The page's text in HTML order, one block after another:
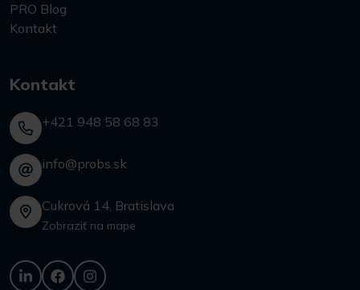
PRO Blog
Kontakt
Kontakt
+421 948 58 68 83
info@probs.sk
Cukrová 14, Bratislava
Zobraziť na mape